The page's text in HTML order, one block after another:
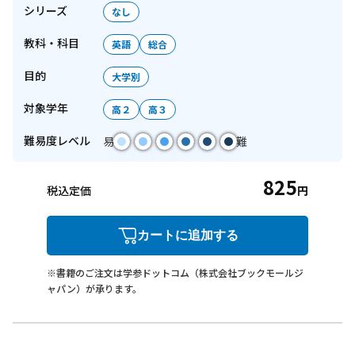
シリーズ
なし
教科・科目 英語 総合
目的 大学別
対象学年 高２ 高３
難易度レベル 易 難
税込定価 825円
カートに追加する
※書籍のご注文は学参ドットコム（株式会社ブックモールジ
ャパン）が承ります。